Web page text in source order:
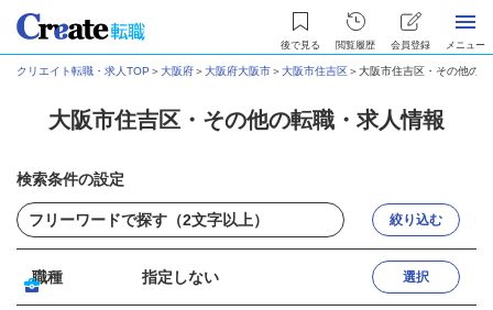
後で見る 閲覧履歴 会員登録 メニュー
クリエイト転職・求人TOP ＞大阪府＞大阪府大阪市＞大阪市住吉区＞大阪市住吉区・その他の
大阪市住吉区・その他の転職・求人情報
検索条件の設定
絞り込む
職種 指定しない 選択